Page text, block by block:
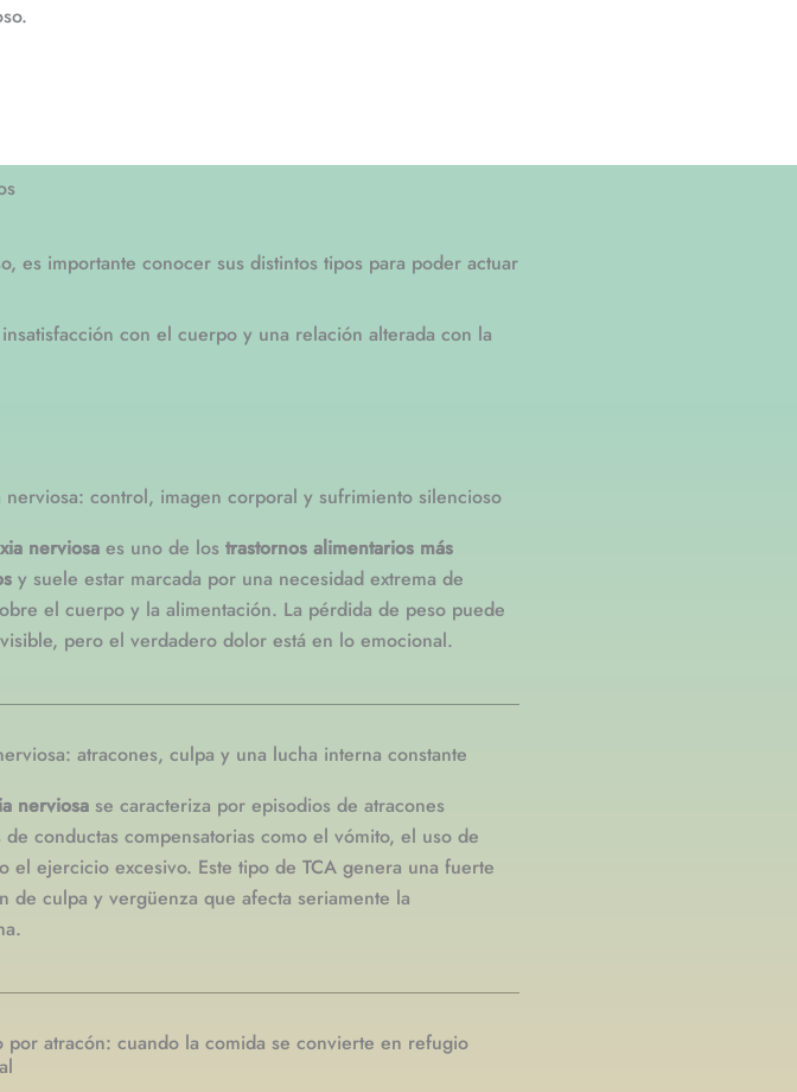
es importante conocer sus distintos tipos para poder actuar
con el cuerpo y una relación alterada con la
nerviosa: control, imagen corporal y sufrimiento silencioso
nerviosa es uno de los trastornos alimentarios más
y suele estar marcada por una necesidad extrema de
el cuerpo y la alimentación. La pérdida de peso puede
pero el verdadero dolor está en lo emocional.
atracones, culpa y una lucha interna constante
nerviosa se caracteriza por episodios de atracones
de conductas compensatorias como el vómito, el uso de
el ejercicio excesivo. Este tipo de TCA genera una fuerte
de culpa y vergüenza que afecta seriamente la
por atracón: cuando la comida se convierte en refugio